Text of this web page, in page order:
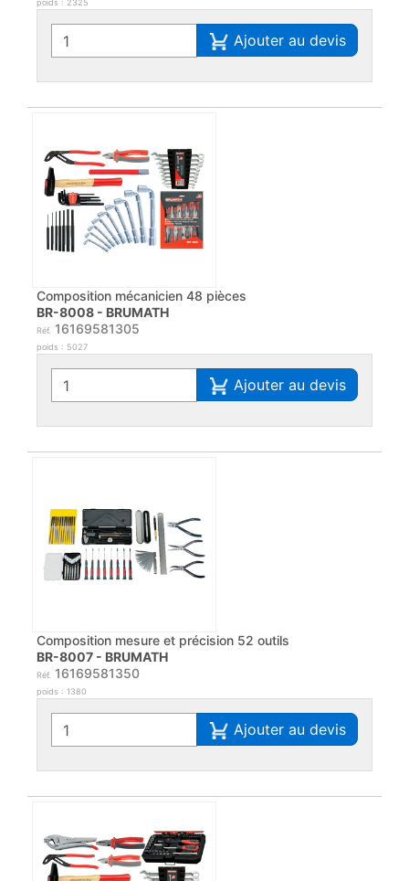
poids : 2325
Ajouter au devis
Composition mécanicien 48 pièces
BR-8008 - BRUMATH
Réf. 16169581305
poids : 5027
Ajouter au devis
Composition mesure et précision 52 outils
BR-8007 - BRUMATH
Réf. 16169581350
poids : 1380
Ajouter au devis